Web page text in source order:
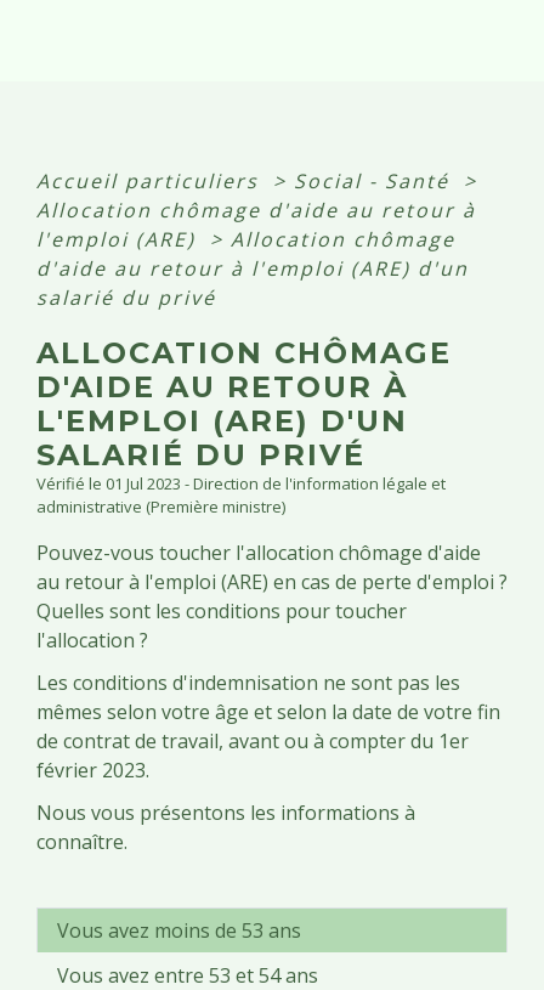
Accueil particuliers > Social - Santé
>
Allocation chômage d'aide au retour à
l'emploi (ARE)
> Allocation chômage
d'aide au retour à l'emploi (ARE) d'un
salarié du privé
ALLOCATION CHÔMAGE
D'AIDE AU RETOUR À
L'EMPLOI (ARE) D'UN
SALARIÉ DU PRIVÉ
Vérifié le 01 Jul 2023 - Direction de l'information légale et
administrative (Première ministre)
Pouvez-vous toucher l'allocation chômage d'aide
au retour à l'emploi (ARE) en cas de perte d'emploi ?
Quelles sont les conditions pour toucher
l'allocation ?
Les conditions d'indemnisation ne sont pas les
mêmes selon votre âge et selon la date de votre fin
de contrat de travail, avant ou à compter du 1er
février 2023.
Nous vous présentons les informations à
connaître.
Vous avez moins de 53 ans
Vous avez entre 53 et 54 ans